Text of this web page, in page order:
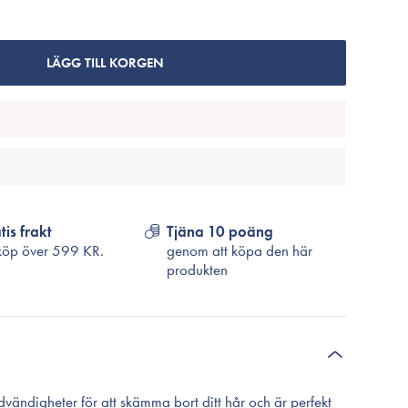
Biodance
Medicube
LÄGG TILL KORGEN
frakt
över599 KR.
Tjäna 10 poäng
genom att köpa den här
produkten
för att skämma bort ditt hår och är perfekt